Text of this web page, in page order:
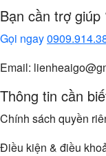
Bạn cần trợ giúp
Gọi ngay
Email:
Thông tin cần
Chính sách quyền
Điều kiện & điều